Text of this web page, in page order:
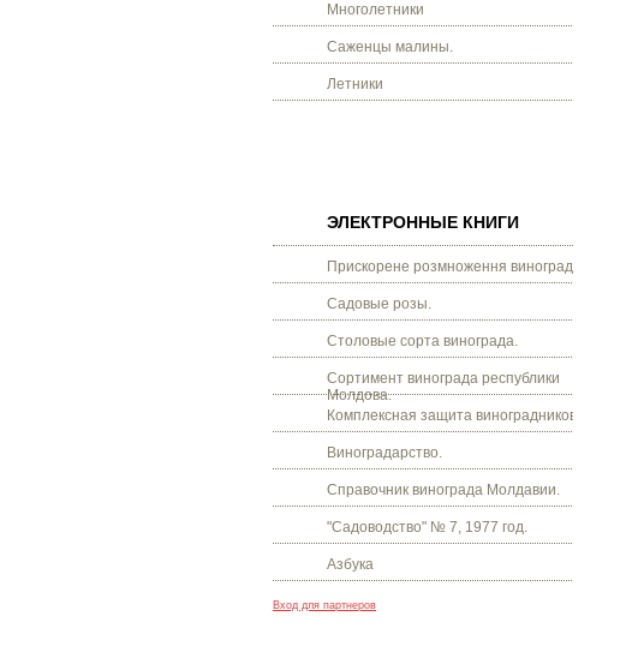
Многолетники
Саженцы малины.
Летники
ЭЛЕКТРОННЫЕ КНИГИ
Прискорене розмноження винограду.
Садовые розы.
Столовые сорта винограда.
Сортимент винограда республики
Молдова.
Комплексная защита виноградников.
Виноградарство.
Справочник винограда Молдавии.
"Садоводство" № 7, 1977 год.
Азбука
Вход для партнеров